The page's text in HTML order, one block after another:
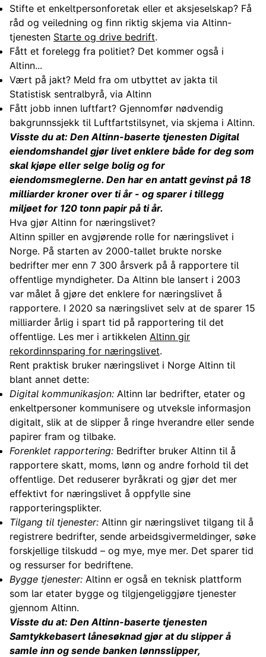
Stifte et enkeltpersonforetak eller et aksjeselskap? Få
råd og veiledning og finn riktig skjema via Altinn-
tjenesten Starte og drive bedrift.
Fått et forelegg fra politiet? Det kommer også i
Altinn...
Vært på jakt? Meld fra om utbyttet av jakta til
Statistisk sentralbyrå, via Altinn
Fått jobb innen luftfart? Gjennomfør nødvendig
bakgrunnssjekk til Luftfartstilsynet, via skjema i Altinn.
Visste du at: Den Altinn-baserte tjenesten Digital
eiendomshandel gjør livet enklere både for deg som
skal kjøpe eller selge bolig og for
eiendomsmeglerne. Den har en antatt gevinst på 18
milliarder kroner over ti år - og sparer i tillegg
miljøet for 120 tonn papir på ti år.
Hva gjør Altinn for næringslivet?
Altinn spiller en avgjørende rolle for næringslivet i
Norge. På starten av 2000-tallet brukte norske
bedrifter mer enn 7 300 årsverk på å rapportere til
offentlige myndigheter. Da Altinn ble lansert i 2003
var målet å gjøre det enklere for næringslivet å
rapportere. I 2020 sa næringslivet selv at de sparer 15
milliarder årlig i spart tid på rapportering til det
offentlige. Les mer i artikkelen Altinn gir
rekordinnsparing for næringslivet.
Rent praktisk bruker næringslivet i Norge Altinn til
blant annet dette:
Digital kommunikasjon: Altinn lar bedrifter, etater og
enkeltpersoner kommunisere og utveksle informasjon
digitalt, slik at de slipper å ringe hverandre eller sende
papirer fram og tilbake.
Forenklet rapportering: Bedrifter bruker Altinn til å
rapportere skatt, moms, lønn og andre forhold til det
offentlige. Det reduserer byråkrati og gjør det mer
effektivt for næringslivet å oppfylle sine
rapporteringsplikter.
Tilgang til tjenester: Altinn gir næringslivet tilgang til å
registrere bedrifter, sende arbeidsgivermeldinger, søke
forskjellige tilskudd – og mye, mye mer. Det sparer tid
og ressurser for bedriftene.
Bygge tjenester: Altinn er også en teknisk plattform
som lar etater bygge og tilgjengeliggjøre tjenester
gjennom Altinn.
Visste du at: Den Altinn-baserte tjenesten
Samtykkebasert lånesøknad gjør at du slipper å
samle inn og sende banken lønnsslipper,